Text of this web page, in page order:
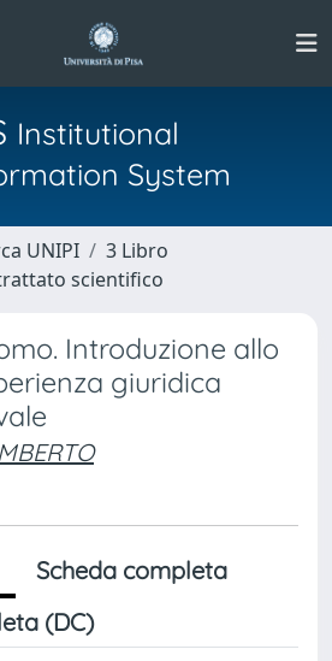
Institutional
System
UNIPI
3 Libro
scientifico
Introduzione allo
giuridica
Scheda completa
(DC)